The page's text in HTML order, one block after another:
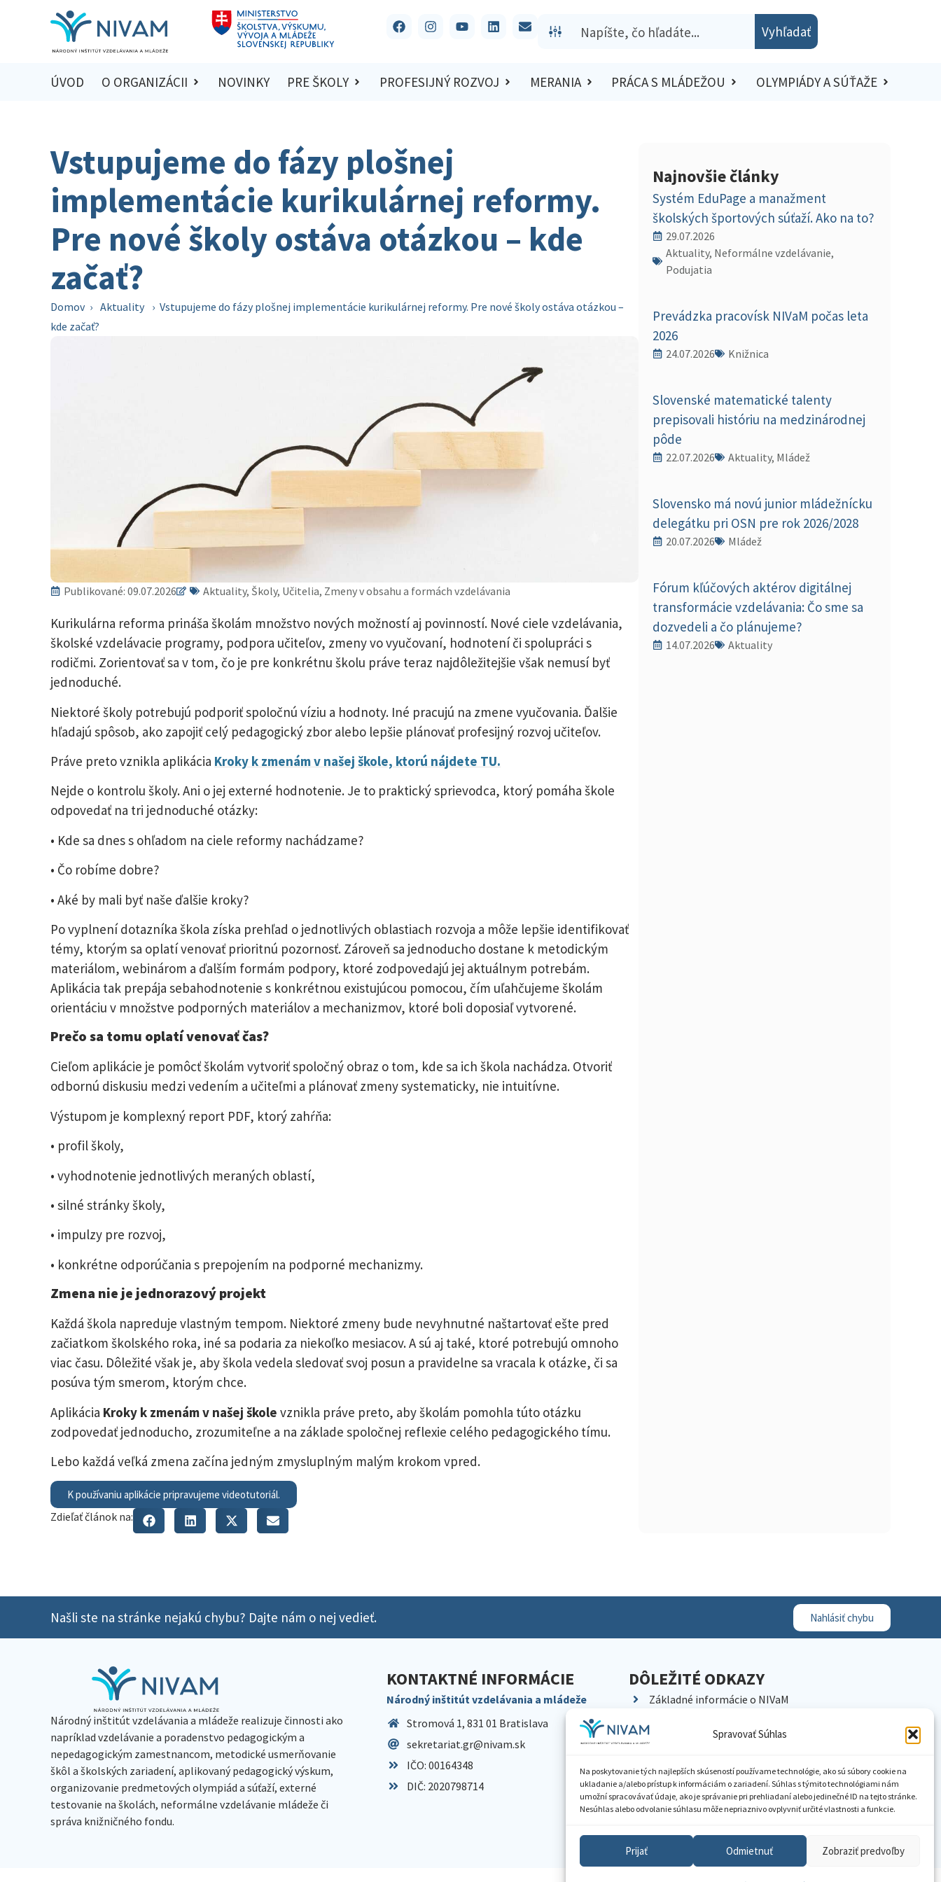
Spravovať Súhlas
Na poskytovanie tých najlepších skúseností používame technológie, ako sú súbory cookie na
ukladanie a/alebo prístup k informáciám o zariadení. Súhlas s týmito technológiami nám
umožní spracovávať údaje, ako je správanie pri prehliadaní alebo jedinečné ID na tejto stránke.
Nesúhlas alebo odvolanie súhlasu môže nepriaznivo ovplyvniť určité vlastnosti a funkcie.
Prijať Odmietnuť Zobraziť predvoľby
Vyhľadať
ÚVOD O ORGANIZÁCII NOVINKY PRE ŠKOLY PROFESIJNÝ ROZVOJ MERANIA PRÁCA S MLÁDEŽOU OLYMPIÁDY A SÚŤAŽE
Vstupujeme do fázy plošnej
implementácie kurikulárnej reformy.
Pre nové školy ostáva otázkou – kde
začať?
Domov › Aktuality › Vstupujeme do fázy plošnej implementácie kurikulárnej reformy. Pre nové školy ostáva otázkou –
kde začať?
Publikované: 09.07.2026 Aktuality, Školy, Učitelia, Zmeny v obsahu a formách vzdelávania
Kurikulárna reforma prináša školám množstvo nových možností aj povinností. Nové ciele vzdelávania,
školské vzdelávacie programy, podpora učiteľov, zmeny vo vyučovaní, hodnotení či spolupráci s
rodičmi. Zorientovať sa v tom, čo je pre konkrétnu školu práve teraz najdôležitejšie však nemusí byť
jednoduché.
Niektoré školy potrebujú podporiť spoločnú víziu a hodnoty. Iné pracujú na zmene vyučovania. Ďalšie
hľadajú spôsob, ako zapojiť celý pedagogický zbor alebo lepšie plánovať profesijný rozvoj učiteľov.
Práve preto vznikla aplikácia Kroky k zmenám v našej škole, ktorú nájdete TU.
Nejde o kontrolu školy. Ani o jej externé hodnotenie. Je to praktický sprievodca, ktorý pomáha škole
odpovedať na tri jednoduché otázky:
• Kde sa dnes s ohľadom na ciele reformy nachádzame?
• Čo robíme dobre?
• Aké by mali byť naše ďalšie kroky?
Po vyplnení dotazníka škola získa prehľad o jednotlivých oblastiach rozvoja a môže lepšie identifikovať
témy, ktorým sa oplatí venovať prioritnú pozornosť. Zároveň sa jednoducho dostane k metodickým
materiálom, webinárom a ďalším formám podpory, ktoré zodpovedajú jej aktuálnym potrebám.
Aplikácia tak prepája sebahodnotenie s konkrétnou existujúcou pomocou, čím uľahčujeme školám
orientáciu v množstve podporných materiálov a mechanizmov, ktoré boli doposiaľ vytvorené.
Prečo sa tomu oplatí venovať čas?
Cieľom aplikácie je pomôcť školám vytvoriť spoločný obraz o tom, kde sa ich škola nachádza. Otvoriť
odbornú diskusiu medzi vedením a učiteľmi a plánovať zmeny systematicky, nie intuitívne.
Výstupom je komplexný report PDF, ktorý zahŕňa:
• profil školy,
• vyhodnotenie jednotlivých meraných oblastí,
• silné stránky školy,
• impulzy pre rozvoj,
• konkrétne odporúčania s prepojením na podporné mechanizmy.
Zmena nie je jednorazový projekt
Každá škola napreduje vlastným tempom. Niektoré zmeny bude nevyhnutné naštartovať ešte pred
začiatkom školského roka, iné sa podaria za niekoľko mesiacov. A sú aj také, ktoré potrebujú omnoho
viac času. Dôležité však je, aby škola vedela sledovať svoj posun a pravidelne sa vracala k otázke, či sa
posúva tým smerom, ktorým chce.
Aplikácia Kroky k zmenám v našej škole vznikla práve preto, aby školám pomohla túto otázku
zodpovedať jednoducho, zrozumiteľne a na základe spoločnej reflexie celého pedagogického tímu.
Lebo každá veľká zmena začína jedným zmysluplným malým krokom vpred.
K používaniu aplikácie pripravujeme videotutoriál.
Zdieľať článok na:
Najnovšie články
Systém EduPage a manažment
školských športových súťaží. Ako na to?
29.07.2026
Aktuality, Neformálne vzdelávanie,
Podujatia
Prevádzka pracovísk NIVaM počas leta
2026
24.07.2026 Knižnica
Slovenské matematické talenty
prepisovali históriu na medzinárodnej
pôde
22.07.2026 Aktuality, Mládež
Slovensko má novú junior mládežnícku
delegátku pri OSN pre rok 2026/2028
20.07.2026 Mládež
Fórum kľúčových aktérov digitálnej
transformácie vzdelávania: Čo sme sa
dozvedeli a čo plánujeme?
14.07.2026 Aktuality
Našli ste na stránke nejakú chybu? Dajte nám o nej vedieť. Nahlásiť chybu
Národný inštitút vzdelávania a mládeže realizuje činnosti ako
napríklad vzdelávanie a poradenstvo pedagogickým a
nepedagogickým zamestnancom, metodické usmerňovanie
škôl a školských zariadení, aplikovaný pedagogický výskum,
organizovanie predmetových olympiád a súťaží, externé
testovanie na školách, neformálne vzdelávanie mládeže či
správa knižničného fondu.
KONTAKTNÉ INFORMÁCIE
Národný inštitút vzdelávania a mládeže
Stromová 1, 831 01 Bratislava
sekretariat.gr@nivam.sk
IČO: 00164348
DIČ: 2020798714
DÔLEŽITÉ ODKAZY
Základné informácie o NIVaM
Kariéra
Pracoviská NIVaM
Dokumenty inštitúcie